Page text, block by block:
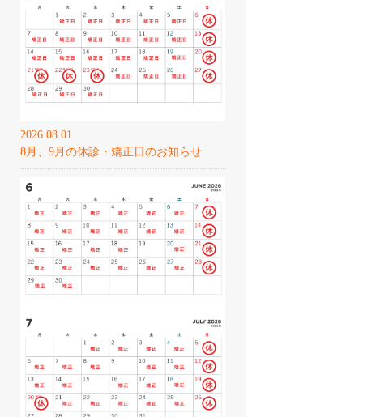
2026.08.01
8月、9月の休診・矯正日のお知らせ